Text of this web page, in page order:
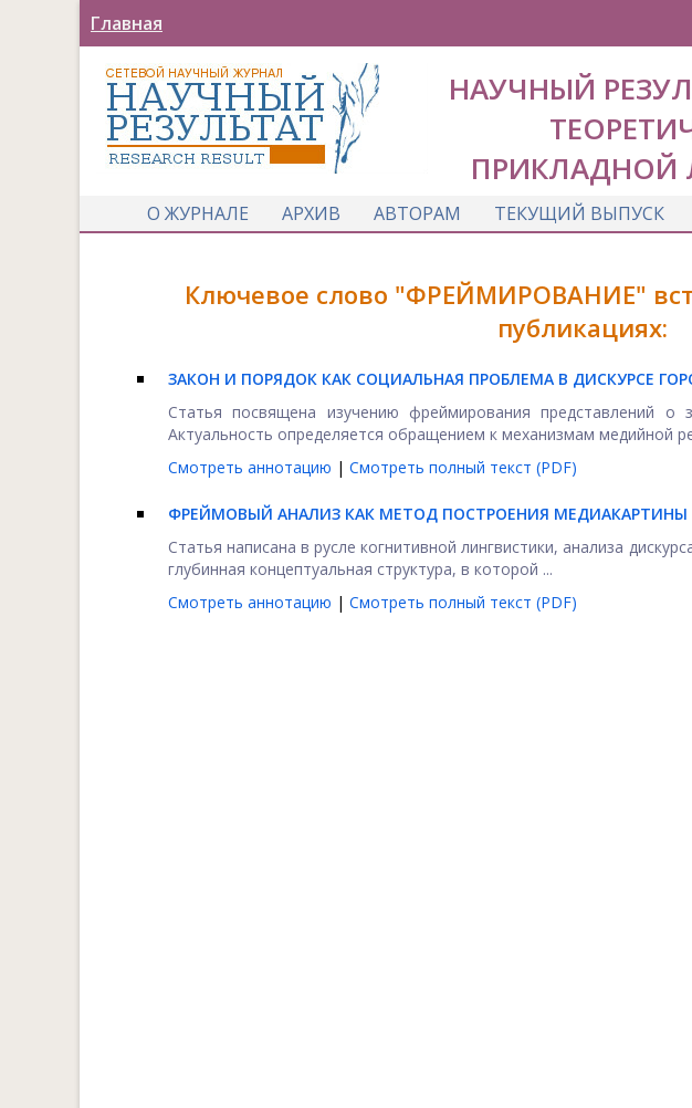
Главная
НАУЧНЫЙ
ПРИКЛАДНОЙ
О ЖУРНАЛЕ
АРХИВ АВТОРАМ ТЕКУЩИЙ ВЫПУСК
Ключевое слово "ФРЕЙМИРОВАНИЕ"
публикациях:
ЗАКОН И ПОРЯДОК КАК СОЦИАЛЬНАЯ ПРОБЛЕМА В ДИСКУРСЕ
Статья посвящена изучению фреймирования представлений о
Актуальность определяется обращением к механизмам медийной
Смотреть аннотацию | Смотреть полный текст (PDF)
ФРЕЙМОВЫЙ АНАЛИЗ КАК МЕТОД ПОСТРОЕНИЯ МЕДИАКАРТИНЫ
Статья написана в русле когнитивной лингвистики, анализа
глубинная концептуальная структура, в которой ...
Смотреть аннотацию | Смотреть полный текст (PDF)